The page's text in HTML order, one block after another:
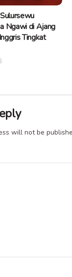
Ngawi di Ajang
Tingkat
will not be